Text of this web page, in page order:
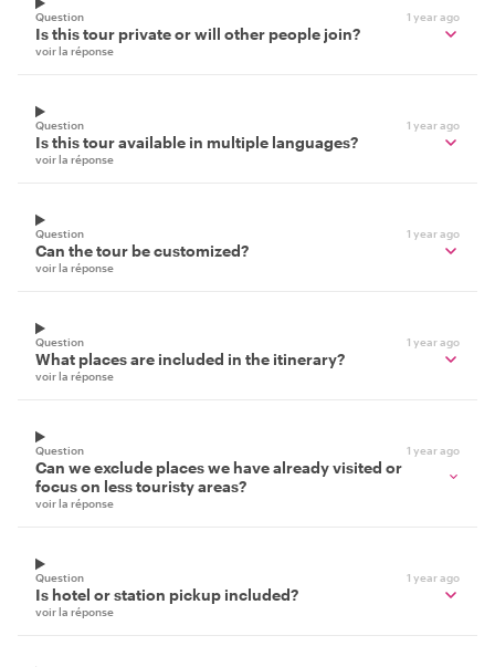
Question 1 year ago
Is this tour private or will other people join?
voir la réponse
Question 1 year ago
Is this tour available in multiple languages?
voir la réponse
Question 1 year ago
Can the tour be customized?
voir la réponse
Question 1 year ago
What places are included in the itinerary?
voir la réponse
Question 1 year ago
Can we exclude places we have already visited or
focus on less touristy areas?
voir la réponse
Question 1 year ago
Is hotel or station pickup included?
voir la réponse